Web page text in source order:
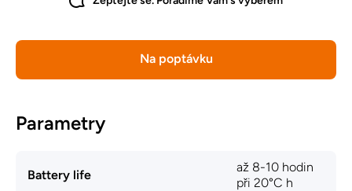
Na poptávku
Parametry
Battery life
až 8-10 hodin
při 20°C h